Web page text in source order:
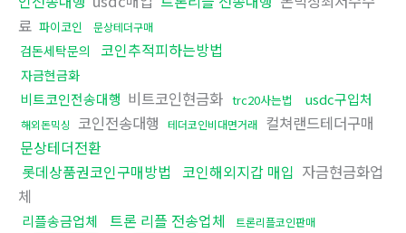
료 파이코인 문상테더구매
검돈세탁문의 코인추적피하는방법
자금현금화
비트코인전송대행 비트코인현금화 trc20사는법 usdc구입처
해외돈믹싱 코인전송대행 테더코인비대면거래 컬쳐랜드테더구매
문상테더전환
롯데상품권코인구매방법 코인해외지갑 매입 자금현금화업
체
리플송금업체 트론 리플 전송업체 트론리플코인판매